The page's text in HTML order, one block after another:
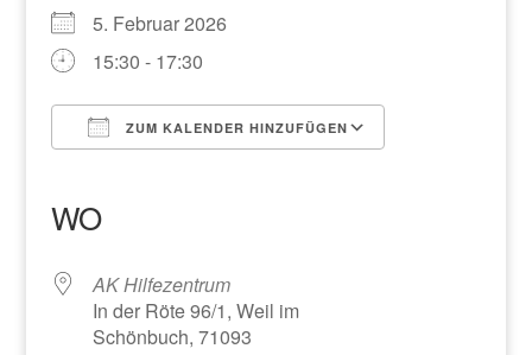
5. Februar 2026
15:30 - 17:30
ZUM KALENDER HINZUFÜGEN
WO
AK Hilfezentrum
In der Röte 96/1, Weil im
Schönbuch, 71093